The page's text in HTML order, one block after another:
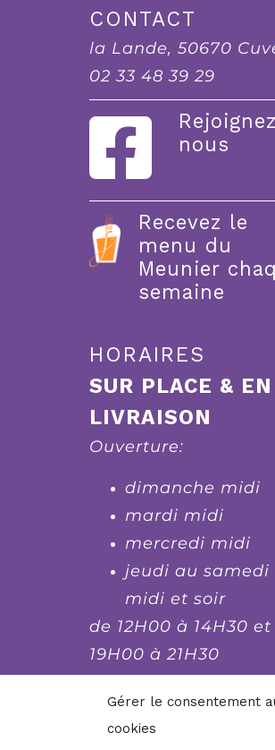
Gérer le consentement
cookies
CONTACT
la Lande, 50670
02 33 48 39 29
nous
Recevez le
menu du
Meunier
semaine
HORAIRES
SUR PLACE & EN
LIVRAISON
Ouverture:
dimanche midi
mardi midi
mercredi midi
jeudi au samedi
midi et soir
de 12H00 à 14H30 et
19H00 à 21H30
fermé le lundi et le
dimanche soir,
soir et mercredi soir